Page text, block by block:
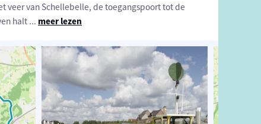
veer van Schellebelle, de toegangspoort tot de
halt ... meer lezen